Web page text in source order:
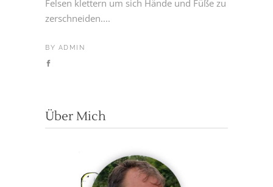
Felsen klettern um sich Hände und Füße zu
zerschneiden....
BY ADMIN
Über Mich